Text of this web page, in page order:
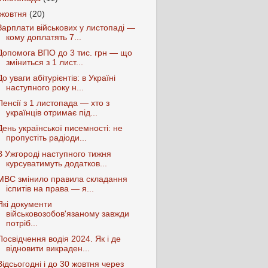
жовтня (20)
військових у листопаді —
кому доплатять 7...
ВПО до 3 тис. грн — що
зміниться з 1 лист...
уваги абітурієнтів: в Україні
наступного року н...
з 1 листопада — хто з
українців отримає під...
української писемності: не
пропустіть радіоди...
Ужгороді наступного тижня
курсуватимуть додатков...
змінило правила складання
іспитів на права — я...
документи
військовозобов'язаному завжди
потріб...
водія 2024. Як і де
відновити викраден...
і до 30 жовтня через